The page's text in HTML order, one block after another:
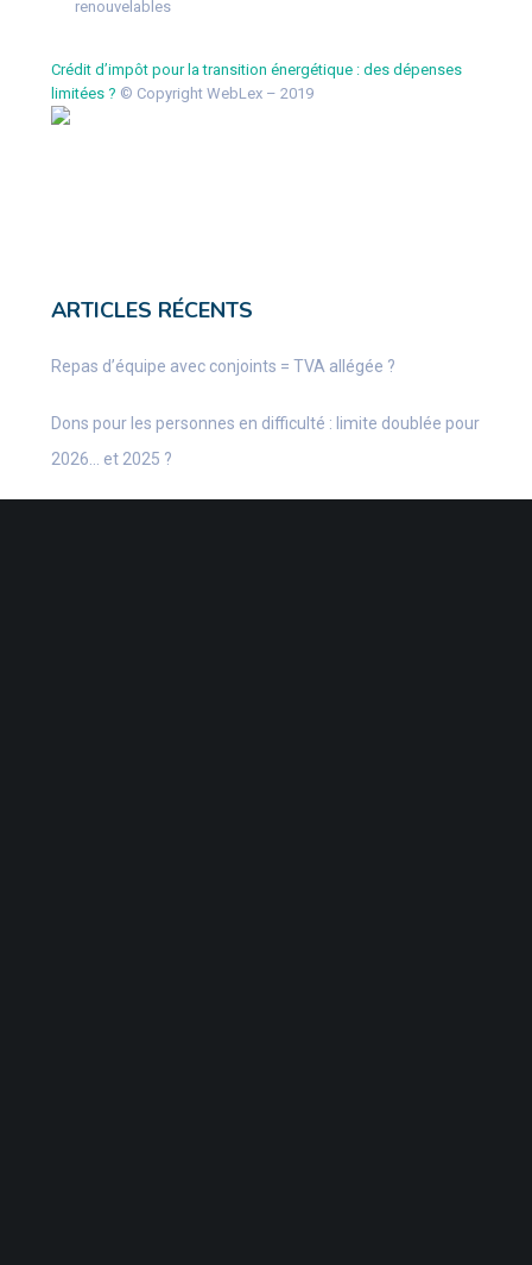
renouvelables
Crédit d’impôt pour la transition énergétique : des dépenses
limitées ? © Copyright WebLex – 2019
ARTICLES RÉCENTS
Repas d’équipe avec conjoints = TVA allégée ?
Dons pour les personnes en difficulté : limite doublée pour
2026… et 2025 ?